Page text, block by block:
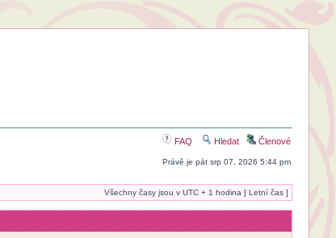
FAQ Hledat Členové
Právě je pát srp 07, 2026 5:44 pm
Všechny časy jsou v UTC + 1 hodina [ Letní čas ]